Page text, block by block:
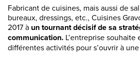
Fabricant de cuisines, mais aussi de
bureaux, dressings, etc., Cuisines
2017 à un tournant décisif de sa
communication. L’entreprise souhaite
différentes activités pour s’ouvrir à